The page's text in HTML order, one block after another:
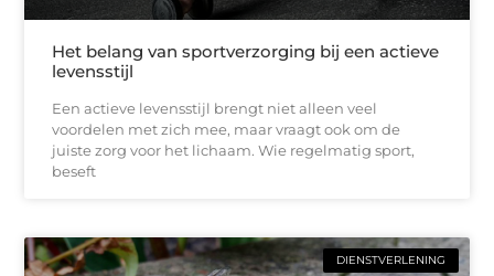
Het belang van sportverzorging bij een actieve
levensstijl
Een actieve levensstijl brengt niet alleen veel
voordelen met zich mee, maar vraagt ook om de
juiste zorg voor het lichaam. Wie regelmatig sport,
beseft
DIENSTVERLENING